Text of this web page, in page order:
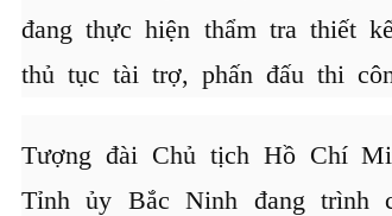
đang thực hiện thẩm tra thiết
thủ tục tài trợ, phấn đấu thi
Tượng đài Chủ tịch Hồ Chí
Tỉnh ủy Bắc Ninh đang trình